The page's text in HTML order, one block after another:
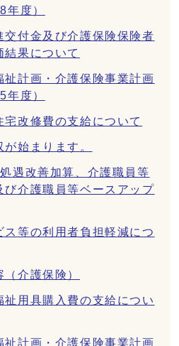
年度）
交付金及び介護保険保険者
結果について
祉計画・介護保険事業計画
年度）
宅改修費の支給について
始まります。
遇改善加算、介護職員等
び介護職員等ベースアップ
等の利用者負担軽減につ
介護保険）
祉用具購入費の支給につい
祉計画・介護保険事業計画